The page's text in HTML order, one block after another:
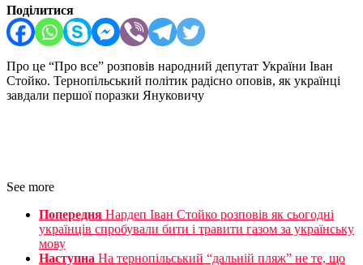
Поділитися
Про це “Про все” розповів народний депутат України Іван
Стойко. Тернопільський політик радісно оповів, як українці
завдали першої поразки Януковичу
See more
Попередня Нардеп Іван Стойко розповів як сьогодні
українців спробували бити і травити газом за українську
мову
Наступна На тернопільський “дальній пляж” не те, що